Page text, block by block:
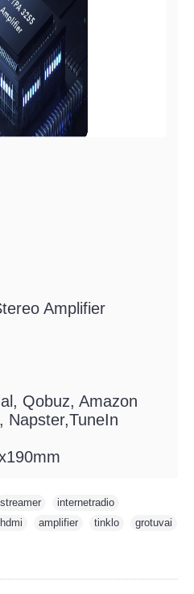
Amplifier
Qobuz, Amazon
Napster,TuneIn
streamer internetradio
hdmi amplifier tinklo grotuvai